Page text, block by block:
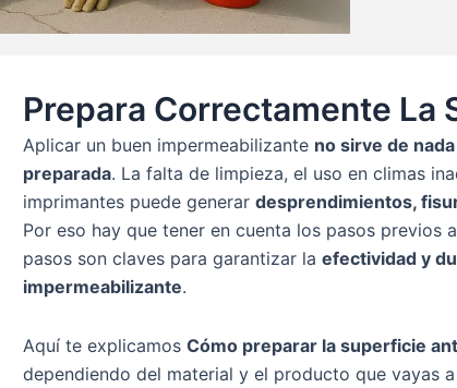
Prepara Correctamente La
Aplicar un buen impermeabilizante no sirve de
preparada. La falta de limpieza, el uso en climas
imprimantes puede generar desprendimientos,
Por eso hay que tener en cuenta los pasos previos
pasos son claves para garantizar la efectividad y
impermeabilizante.
Aquí te explicamos Cómo preparar la superficie
dependiendo del material y el producto que vayas